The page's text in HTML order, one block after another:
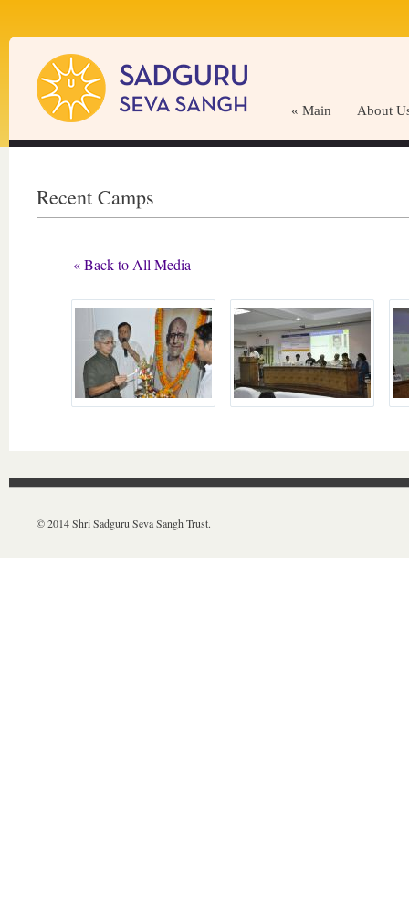
« Main About
Recent Camps
« Back to All Media
© 2014 Shri Sadguru Seva Sangh Trust.